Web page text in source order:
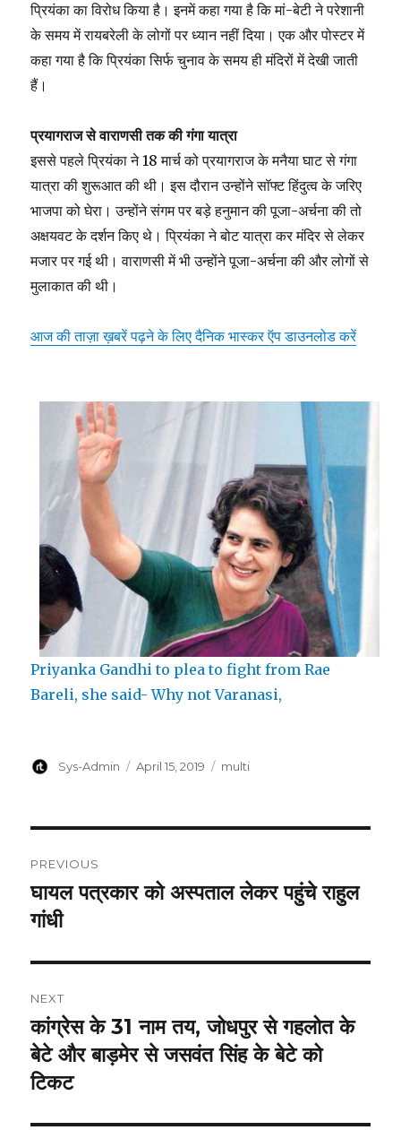
प्रियंका का विरोध किया है। इनमें कहा गया है कि मां-बेटी ने परेशानी
के समय में रायबरेली के लोगों पर ध्यान नहीं दिया। एक और पोस्टर में
कहा गया है कि प्रियंका सिर्फ चुनाव के समय ही मंदिरों में देखी जाती
हैं।
प्रयागराज से वाराणसी तक की गंगा यात्रा
इससे पहले प्रियंका ने 18 मार्च को प्रयागराज के मनैया घाट से गंगा
यात्रा की शुरूआत की थी। इस दौरान उन्होंने सॉफ्ट हिंदुत्व के जरिए
भाजपा को घेरा। उन्होंने संगम पर बड़े हनुमान की पूजा-अर्चना की तो
अक्षयवट के दर्शन किए थे। प्रियंका ने बोट यात्रा कर मंदिर से लेकर
मजार पर गई थी। वाराणसी में भी उन्होंने पूजा-अर्चना की और लोगों से
मुलाकात की थी।
आज की ताज़ा ख़बरें पढ़ने के लिए दैनिक भास्कर ऍप डाउनलोड करें
Priyanka Gandhi to plea to fight from Rae
Bareli, she said- Why not Varanasi,
Author
Sys-Admin
Posted
April 15, 2019 Categories
multi
navigation
PREVIOUS
Previous
post:
घायल पत्रकार को अस्पताल लेकर पहुंचे राहुल
गांधी
NEXT
Next
post:
कांग्रेस के 31 नाम तय, जोधपुर से गहलोत के
बेटे और बाड़मेर से जसवंत सिंह के बेटे को
टिकट